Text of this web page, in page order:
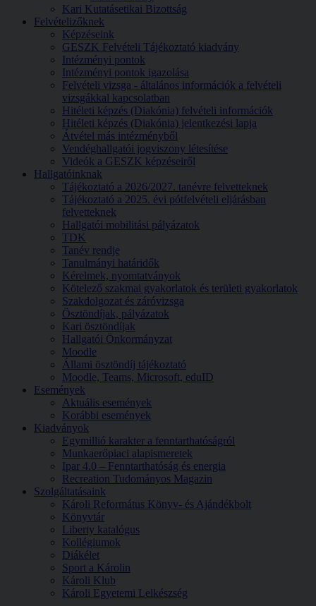
Kari Kutatásetikai Bizottság
Felvételizőknek
Képzéseink
GESZK Felvételi Tájékoztató kiadvány
Intézményi pontok
Intézményi pontok igazolása
Felvételi vizsga - általános információk a felvételi
vizsgákkal kapcsolatban
Hitéleti képzés (Diakónia) felvételi információk
Hitéleti képzés (Diakónia) jelentkezési lapja
Átvétel más intézményből
Vendéghallgatói jogviszony létesítése
Videók a GESZK képzéseiről
Hallgatóinknak
Tájékoztató a 2026/2027. tanévre felvetteknek
Tájékoztató a 2025. évi pótfelvételi eljárásban
felvetteknek
Hallgatói mobilitási pályázatok
TDK
Tanév rendje
Tanulmányi határidők
Kérelmek, nyomtatványok
Kötelező szakmai gyakorlatok és területi gyakorlatok
Szakdolgozat és záróvizsga
Ösztöndíjak, pályázatok
Kari ösztöndíjak
Hallgatói Önkormányzat
Moodle
Állami ösztöndíj tájékoztató
Moodle, Teams, Microsoft, eduID
Események
Aktuális események
Korábbi események
Kiadványok
Egymillió karakter a fenntarthatóságról
Munkaerőpiaci alapismeretek
Ipar 4.0 – Fenntarthatóság és energia
Recreation Tudományos Magazin
Szolgáltatásaink
Károli Református Könyv- és Ajándékbolt
Könyvtár
Liberty katalógus
Kollégiumok
Diákélet
Sport a Károlin
Károli Klub
Károli Egyetemi Lelkészség